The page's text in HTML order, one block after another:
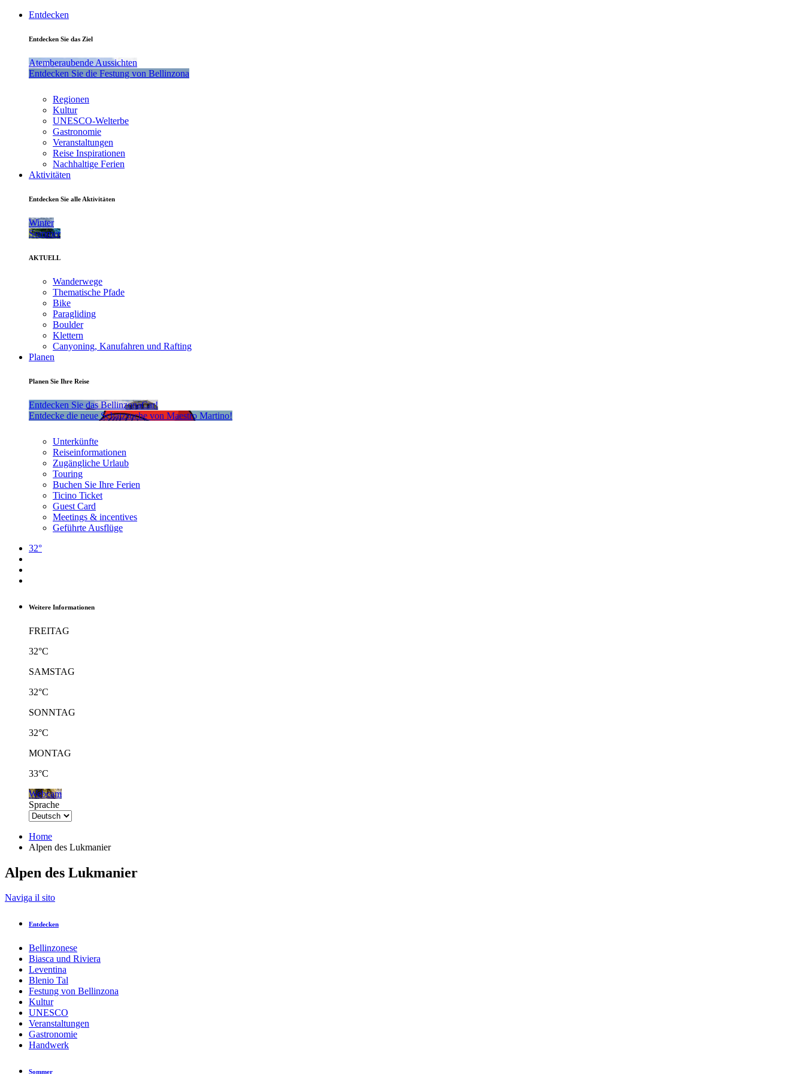
Entdecken
Entdecken Sie das Ziel
Atemberaubende Aussichten
Entdecken Sie die Festung von Bellinzona
Regionen
Kultur
UNESCO-Welterbe
Gastronomie
Veranstaltungen
Reise Inspirationen
Nachhaltige Ferien
Aktivitäten
Entdecken Sie alle Aktivitäten
Winter
Sommer
AKTUELL
Wanderwege
Thematische Pfade
Bike
Paragliding
Boulder
Klettern
Canyoning, Kanufahren und Rafting
Planen
Planen Sie Ihre Reise
Entdecken Sie das BellinzonaCar!
Entdecke die neue Schatzsuche von Maestro Martino!
Unterkünfte
Reiseinformationen
Zugängliche Urlaub
Touring
Buchen Sie Ihre Ferien
Ticino Ticket
Guest Card
Meetings & incentives
Geführte Ausflüge
32°
Weitere Informationen
FREITAG
32°C
SAMSTAG
32°C
SONNTAG
32°C
MONTAG
33°C
Webcam
Sprache
Home
Alpen des Lukmanier
Alpen des Lukmanier
Zurück zur Übersicht
Topempfohlene Tour
Alpen des Lukmanier
Verantwortlich für diesen Inhalt
Bellinzona e Valli Turismo
146766_F.jpg
Foto: Bellinzona e Valli Turismo, Bellinzona e Valli Turismo
Naviga il sito
Entdecken
Bellinzonese
Biasca und Riviera
Leventina
Blenio Tal
Festung von Bellinzona
Kultur
UNESCO
Veranstaltungen
Gastronomie
Handwerk
Sommer